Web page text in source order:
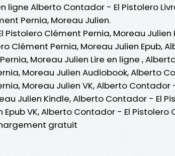
ligne Alberto Contador - El Pistolero
Pernia, Moreau Julien.
Clément Pernia, Moreau Julien
Clément Pernia, Moreau Julien Epub,
Moreau Julien Lire en ligne ,
Moreau Julien Audiobook, Alberto
Moreau Julien VK, Alberto Contador
Julien Kindle, Alberto Contador - El
Epub VK, Alberto Contador - El Pistolero
gratuit